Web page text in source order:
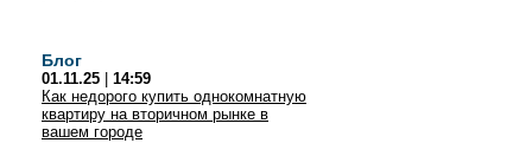
Блог
01.11.25
14:59
Как недорого купить однокомнатную
квартиру на вторичном рынке в
вашем городе